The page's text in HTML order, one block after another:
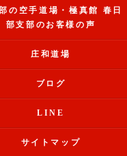
の空手道場・極真館 春日
部支部のお客様の声
庄和道場
ブログ
LINE
サイトマップ